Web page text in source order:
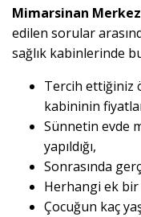
Mimarsinan
edilen sorular
sağlık kabinlerinde
Tercih ettiğiniz
kabininin
Sünnetin evde
yapıldığı,
Sonrasında
Herhangi ek bir
Çocuğun kaç